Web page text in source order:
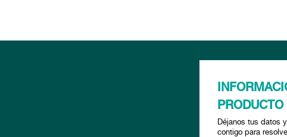
PRODUCTO
Déjanos tus datos
contigo para